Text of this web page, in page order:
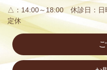
△：14:00～18:00 休診日：
定休